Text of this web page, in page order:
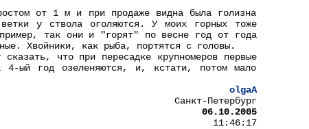
от 1 м и при продаже видна была голизна
у ствола оголяются. У моих горных тоже
так они и "горят" по весне год от года
Хвойники, как рыба, портятся с головы.
что при пересадке крупномеров первые
ый год озеленяются, и, кстати, потом мало
olgaA
Санкт-Петербург
06.10.2005
11:46:17